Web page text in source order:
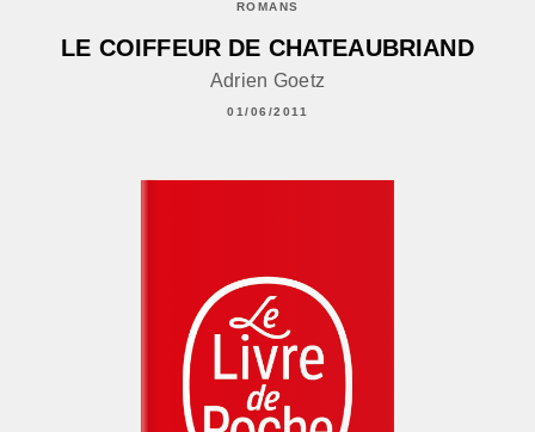
ROMANS
LE COIFFEUR DE CHATEAUBRIAND
Adrien Goetz
01/06/2011